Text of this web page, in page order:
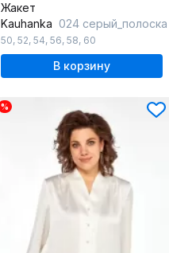
Жакет
Kauhanka 024 серый_полоска
50, 52, 54, 56, 58, 60
В корзину
%